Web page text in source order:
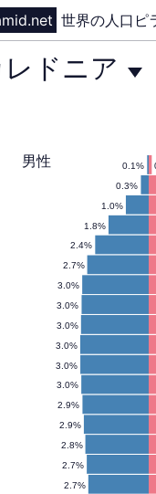
世界の人口ピ
ドニア
2.7%
2.7%
2.8%
2.9%
2.9%
3.0%
3.0%
3.0%
3.0%
3.0%
3.0%
2.7%
2.4%
1.8%
1.0%
0.3%
0.1%
男性